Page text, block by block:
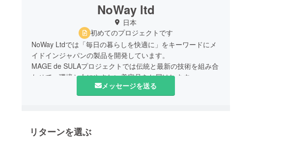
NoWay ltd
日本
初めてのプロジェクトです
NoWay Ltdでは「毎日の暮らしを快適に」をキーワードにメ
イドインジャパンの製品を開発しています。
MAGE de SULAプロジェクトでは伝統と最新の技術を組み合
わせて、環境と人にやさしい美容品をお届けします。
メッセージを送る
リターンを選ぶ